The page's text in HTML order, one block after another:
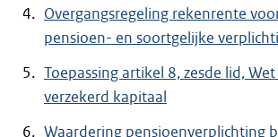
Overgangsregeling rekenrente
pensioen- en soortgelijke
Toepassing artikel 8, zesde lid,
verzekerd kapitaal
Waardering pensioenverplichting